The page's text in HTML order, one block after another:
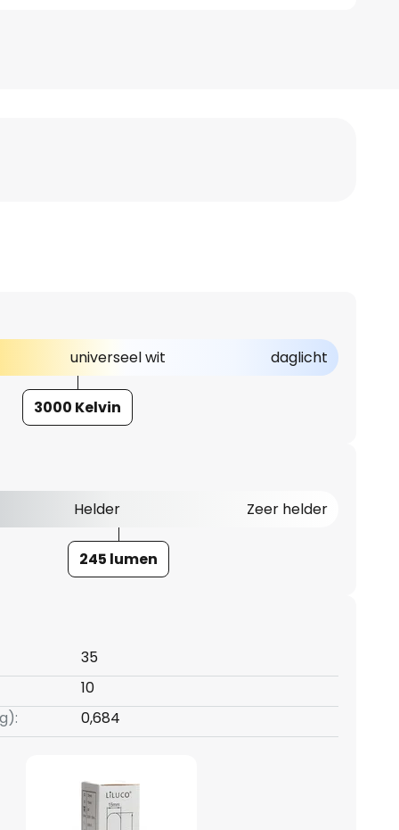
universeel wit daglicht
3000 Kelvin
Helder Zeer helder
245 lumen
35
10
0,684